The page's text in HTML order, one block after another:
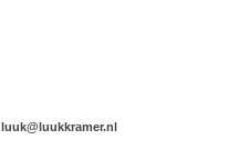
luuk@luukkramer.nl